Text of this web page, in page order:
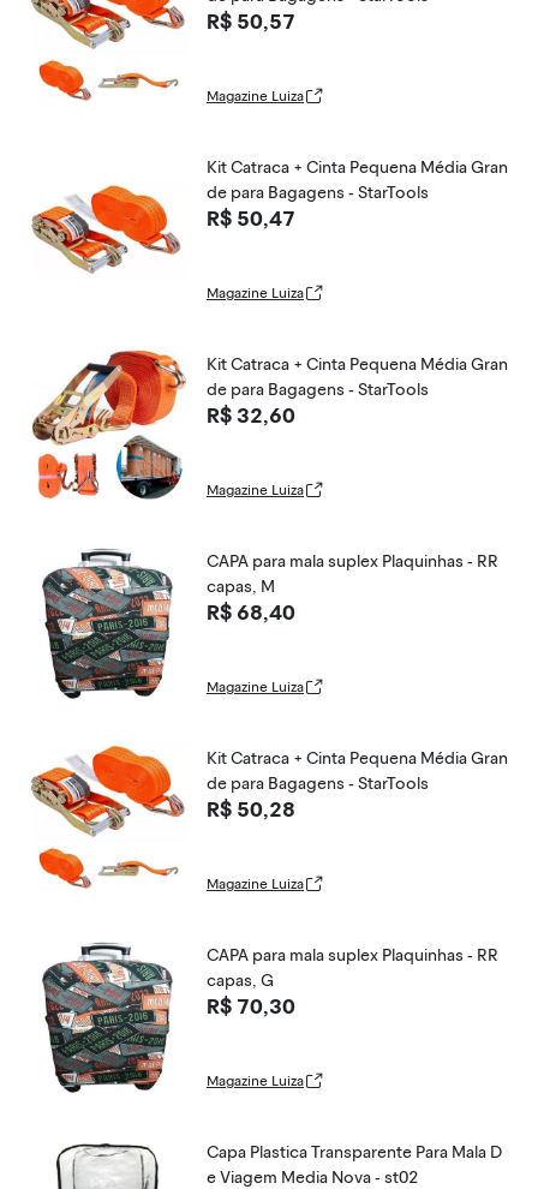
R$ 50,57
Magazine Luiza
Kit Catraca + Cinta Pequena Média Gran
de para Bagagens - StarTools
R$ 50,47
Magazine Luiza
Kit Catraca + Cinta Pequena Média Gran
de para Bagagens - StarTools
R$ 32,60
Magazine Luiza
CAPA para mala suplex Plaquinhas - RR
capas, M
R$ 68,40
Magazine Luiza
Kit Catraca + Cinta Pequena Média Gran
de para Bagagens - StarTools
R$ 50,28
Magazine Luiza
CAPA para mala suplex Plaquinhas - RR
capas, G
R$ 70,30
Magazine Luiza
Capa Plastica Transparente Para Mala D
e Viagem Media Nova - st02